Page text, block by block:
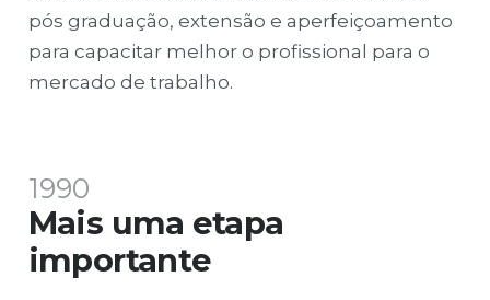
pós graduação, extensão e aperfeiçoamento
para capacitar melhor o profissional para o
mercado de trabalho.
1990
Mais uma etapa
importante